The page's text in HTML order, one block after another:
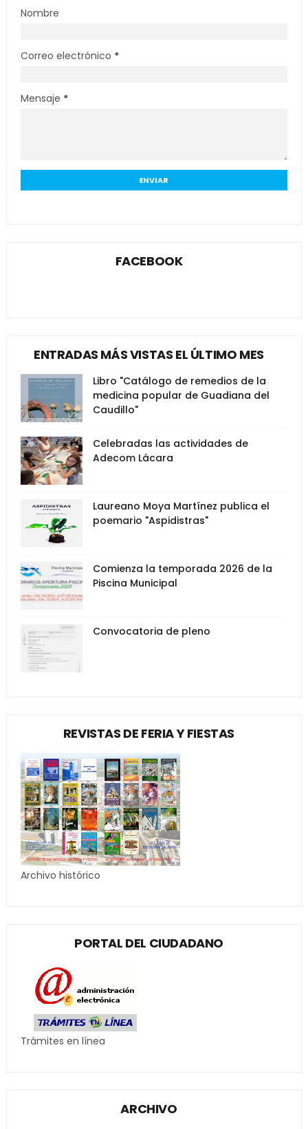
Nombre
Correo electrónico *
Mensaje *
FACEBOOK
ENTRADAS MÁS VISTAS EL ÚLTIMO MES
Libro "Catálogo de remedios de la
medicina popular de Guadiana del
Caudillo"
Celebradas las actividades de
Adecom Lácara
Laureano Moya Martínez publica el
poemario "Aspidistras"
Comienza la temporada 2026 de la
Piscina Municipal
Convocatoria de pleno
REVISTAS DE FERIA Y FIESTAS
Archivo histórico
PORTAL DEL CIUDADANO
Trámites en línea
ARCHIVO